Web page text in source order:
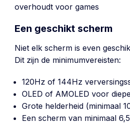
overhoudt voor games
Een geschikt scherm
Niet elk scherm is even
Dit zijn de minimumvereisten:
120Hz of 144Hz
OLED of AMOLED voor
Grote helderheid (minimaal
Een scherm van minimaal